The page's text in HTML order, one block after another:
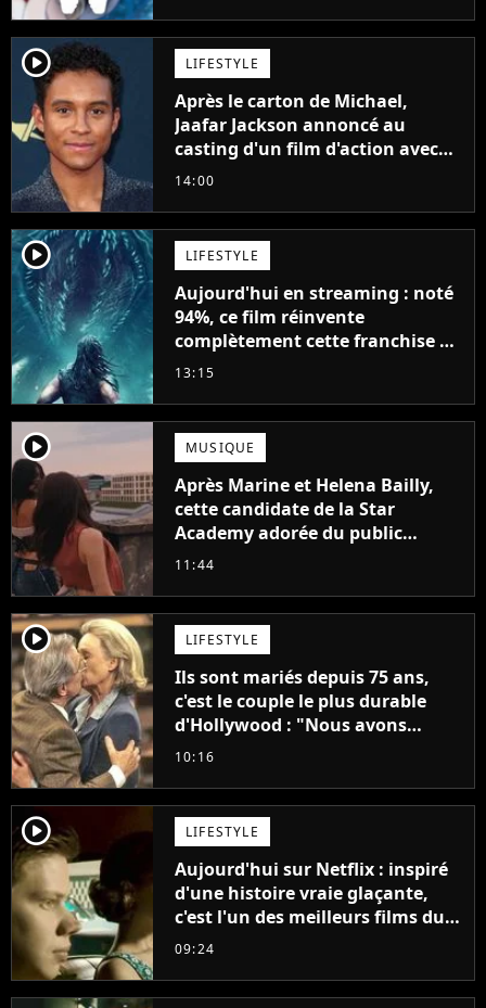
player2 LIFESTYLE
Après le carton de Michael,
Jaafar Jackson annoncé au
casting d'un film d'action avec
Will Smith
14:00
player2 LIFESTYLE
Aujourd'hui en streaming : noté
94%, ce film réinvente
complètement cette franchise de
science-fiction vieille de 40 ans
13:15
player2 MUSIQUE
Après Marine et Helena Bailly,
cette candidate de la Star
Academy adorée du public
annonce son premier album,
11:44
player2 LIFESTYLE
Ils sont mariés depuis 75 ans,
c'est le couple le plus durable
d'Hollywood : "Nous avons
avancé jour après jour, et les
décennies"
10:16
player2 LIFESTYLE
Aujourd'hui sur Netflix : inspiré
d'une histoire vraie glaçante,
c'est l'un des meilleurs films du
21ème siècle
09:24